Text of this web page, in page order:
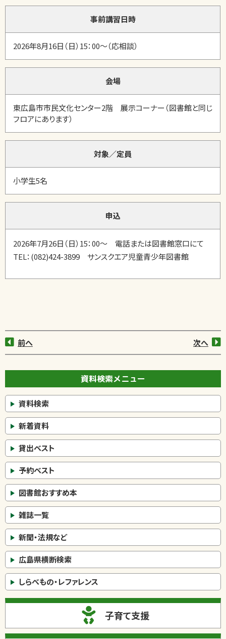
資料検索メニュー
資料検索
新着資料
貸出ベスト
予約ベスト
図書館おすすめ本
雑誌一覧
新聞・法規など
広島県横断検索
しらべもの・レファレンス
子育て支援
事前講習日時
2026年8月16日（日）15：00～（応相談）
会場
東広島市市民文化センター2階 展示コーナー（図書館と同じ
フロアにあります）
対象／定員
小学生5名
申込
2026年7月26日（日）15：00～ 電話または図書館窓口にて
TEL：(082)424-3899 サンスクエア児童青少年図書館
前へ 次へ